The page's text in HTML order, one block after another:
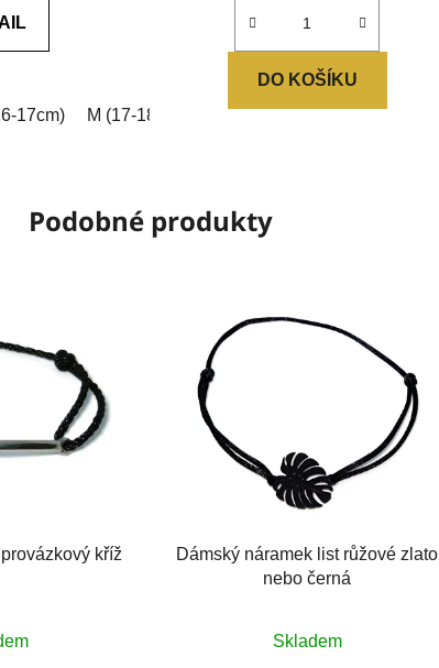
Stříbrná
17cm) M (17-18cm)
z
DO KOŠÍKU
Podobné produkty
kříž
Dámský náramek list růžové zlato
nebo černá
hodnocení
Skladem